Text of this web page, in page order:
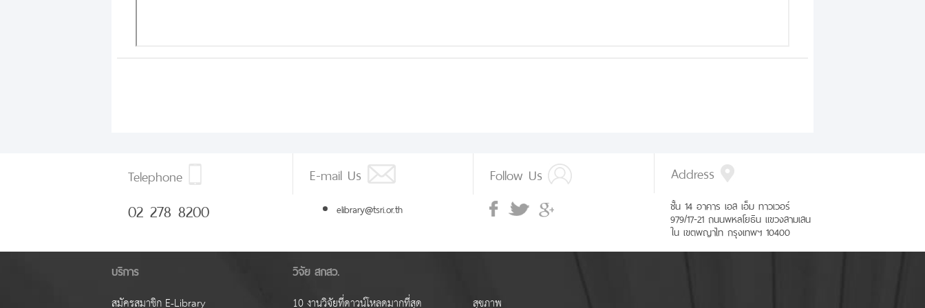
Telephone
02 278 8200
E-mail Us
elibrary@tsri.or.th
Follow Us Address
ชั้น 14 อาคาร เอส เอ็ม ทาวเวอร์
979/17-21 ถนนพหลโยธิน แขวงสามเสน
ใน เขตพญาไท กรุงเทพฯ 10400
บริการ
สมัครสมาชิก E-Library
วิจัย สกสว.
10 งานวิจัยที่ดาวน์โหลดมากที่สุด สุขภาพ